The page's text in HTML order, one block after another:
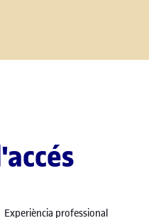
Experiència professional